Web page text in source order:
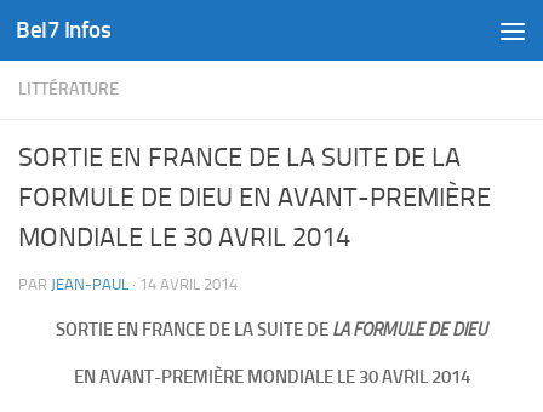
Skip to content
Bel7 Infos
LITTÉRATURE
SORTIE EN FRANCE DE LA SUITE DE LA
FORMULE DE DIEU EN AVANT-PREMIÈRE
MONDIALE LE 30 AVRIL 2014
PAR JEAN-PAUL · 14 AVRIL 2014
SORTIE EN FRANCE DE LA SUITE DE LA FORMULE DE DIEU
EN AVANT-PREMIÈRE MONDIALE LE 30 AVRIL 2014